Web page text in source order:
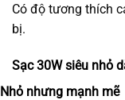
Có độ tương thích
bị.
Sạc 30W siêu nhỏ
Nhỏ nhưng mạnh mẽ